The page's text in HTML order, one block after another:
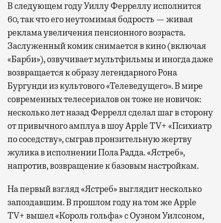
В следующем году Уиллу Ферреллу исполнится
60, так что его неутомимая бодрость — живая
реклама увеличения пенсионного возраста.
Заслуженный комик снимается в кино (включая
«Барби»), озвучивает мультфильмы и иногда даже
возвращается к образу легендарного Рона
Бургунди из культового «Телеведущего». В мире
современных телесериалов он тоже не новичок:
несколько лет назад Феррелл сделал шаг в сторону
от привычного амплуа в шоу Apple TV+ «Психиатр
по соседству», сыграв пронзительную жертву
жулика в исполнении Пола Радда. «Ястреб»,
напротив, возвращение к базовым настройкам.
На первый взгляд «Ястреб» выглядит несколько
запоздавшим. В прошлом году на том же Apple
TV+ вышел «Король гольфа» с Оуэном Уилсоном,